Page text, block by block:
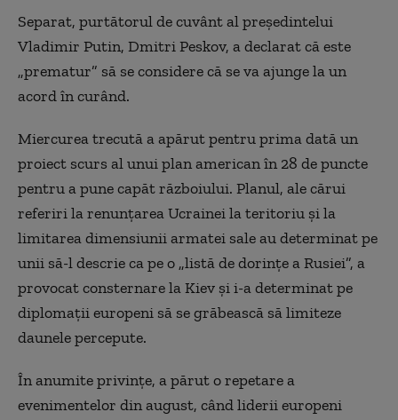
Separat, purtătorul de cuvânt al președintelui
Vladimir Putin, Dmitri Peskov, a declarat că este
„prematur” să se considere că se va ajunge la un
acord în curând.
Miercurea trecută a apărut pentru prima dată un
proiect scurs al unui plan american în 28 de puncte
pentru a pune capăt războiului. Planul, ale cărui
referiri la renunțarea Ucrainei la teritoriu și la
limitarea dimensiunii armatei sale au determinat pe
unii să-l descrie ca pe o „listă de dorințe a Rusiei”, a
provocat consternare la Kiev și i-a determinat pe
diplomații europeni să se grăbească să limiteze
daunele percepute.
În anumite privințe, a părut o repetare a
evenimentelor din august, când liderii europeni